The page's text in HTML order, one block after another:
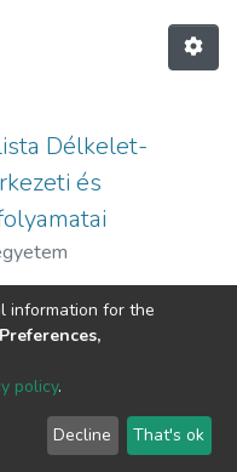
Délkelet-
és
Kar,2017)Rácz,
End User
Send
Feedback
information for the
policy.
Decline That's ok